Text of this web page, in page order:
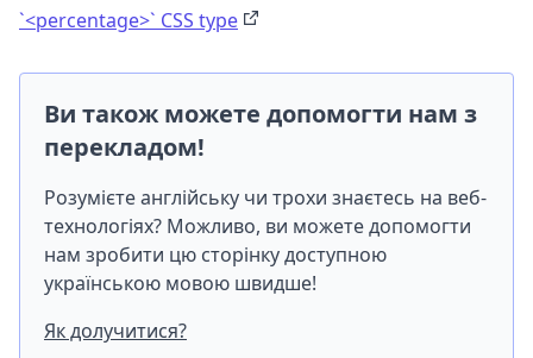
`<percentage>` CSS type
Ви також можете допомогти нам з
перекладом!
Розумієте англійську чи трохи знаєтесь на веб-
технологіях? Можливо, ви можете допомогти
нам зробити цю сторінку доступною
українською мовою швидше!
Як долучитися?